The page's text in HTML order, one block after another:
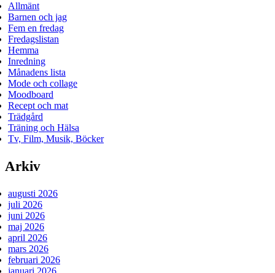
Allmänt
Barnen och jag
Fem en fredag
Fredagslistan
Hemma
Inredning
Månadens lista
Mode och collage
Moodboard
Recept och mat
Trädgård
Träning och Hälsa
Tv, Film, Musik, Böcker
Arkiv
augusti 2026
juli 2026
juni 2026
maj 2026
april 2026
mars 2026
februari 2026